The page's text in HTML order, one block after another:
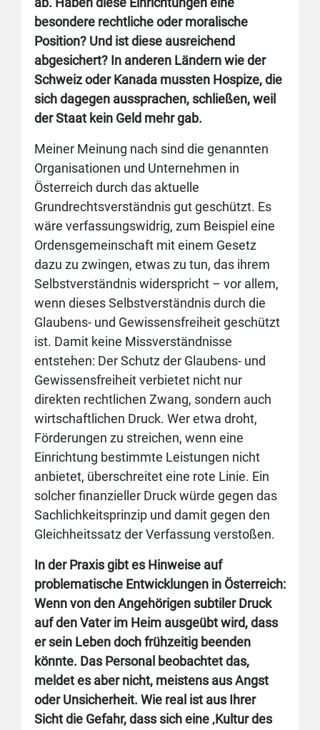
besondere rechtliche oder moralische
Position? Und ist diese ausreichend
abgesichert? In anderen Ländern wie der
Schweiz oder Kanada mussten Hospize, die
sich dagegen aussprachen, schließen, weil
der Staat kein Geld mehr gab.
Meiner Meinung nach sind die genannten
Organisationen und Unternehmen in
Österreich durch das aktuelle
Grundrechtsverständnis gut geschützt. Es
wäre verfassungswidrig, zum Beispiel eine
Ordensgemeinschaft mit einem Gesetz
dazu zu zwingen, etwas zu tun, das ihrem
Selbstverständnis widerspricht – vor allem,
wenn dieses Selbstverständnis durch die
Glaubens- und Gewissensfreiheit geschützt
ist. Damit keine Missverständnisse
entstehen: Der Schutz der Glaubens- und
Gewissensfreiheit verbietet nicht nur
direkten rechtlichen Zwang, sondern auch
wirtschaftlichen Druck. Wer etwa droht,
Förderungen zu streichen, wenn eine
Einrichtung bestimmte Leistungen nicht
anbietet, überschreitet eine rote Linie. Ein
solcher finanzieller Druck würde gegen das
Sachlichkeitsprinzip und damit gegen den
Gleichheitssatz der Verfassung verstoßen.
In der Praxis gibt es Hinweise auf
problematische Entwicklungen in Österreich:
Wenn von den Angehörigen subtiler Druck
auf den Vater im Heim ausgeübt wird, dass
er sein Leben doch frühzeitig beenden
könnte. Das Personal beobachtet das,
meldet es aber nicht, meistens aus Angst
oder Unsicherheit. Wie real ist aus Ihrer
Sicht die Gefahr, dass sich eine ‚Kultur des